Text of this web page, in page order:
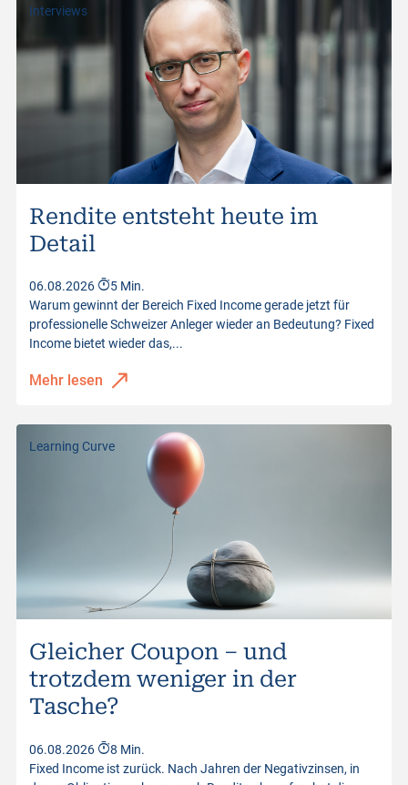
06.08.2026 10:23:38
Interviews
Rendite entsteht heute im
Detail
06.08.2026
5 Min.
Warum gewinnt der Bereich Fixed Income gerade jetzt für
professionelle Schweizer Anleger wieder an Bedeutung? Fixed
Income bietet wieder das,...
Mehr lesen
Learning Curve
Gleicher Coupon – und
trotzdem weniger in der
Tasche?
06.08.2026
8 Min.
Fixed Income ist zurück. Nach Jahren der Negativzinsen, in